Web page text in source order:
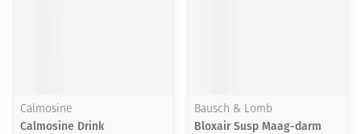
Calmosine
Calmosine Drink
Bausch & Lomb
Bloxair Susp Maag-darm